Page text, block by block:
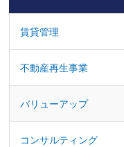
賃貸管理
不動産再生事業
バリューアップ
コンサルティング